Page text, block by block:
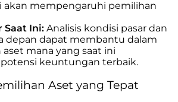
akan mempengaruhi pemilihan
Saat Ini: Analisis kondisi pasar dan
depan dapat membantu dalam
mana yang saat ini
keuntungan terbaik.
Aset yang Tepat